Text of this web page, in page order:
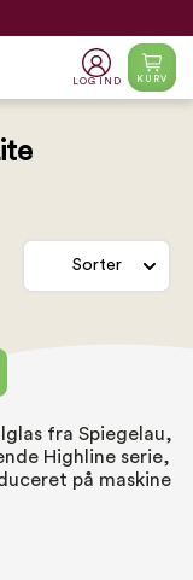
LOG IND KURV
Sorter
fra Spiegelau,
Highline serie,
på maskine